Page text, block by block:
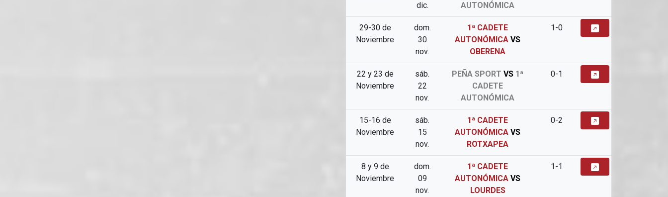
dic.
AUTONÓMICA
29-30 de
Noviembre
dom.
30
nov.
1ª CADETE
AUTONÓMICA VS
OBERENA
1-0
22 y 23 de
Noviembre
sáb.
22
nov.
PEÑA SPORT VS 1ª
CADETE
AUTONÓMICA
0-1
15-16 de
Noviembre
sáb.
15
nov.
1ª CADETE
AUTONÓMICA VS
ROTXAPEA
0-2
8 y 9 de
Noviembre
dom.
09
nov.
1ª CADETE
AUTONÓMICA VS
LOURDES
1-1